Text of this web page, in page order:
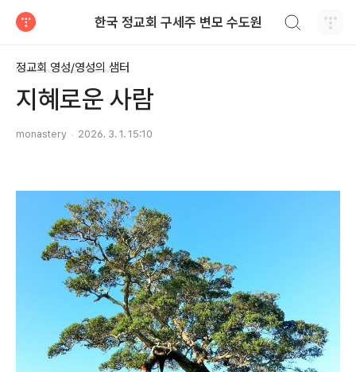
한국 정교회 구세주 변모 수도원
정교회 영성/영성의 샘터
지혜로운 사람
monastery 2026. 3. 1. 15:10